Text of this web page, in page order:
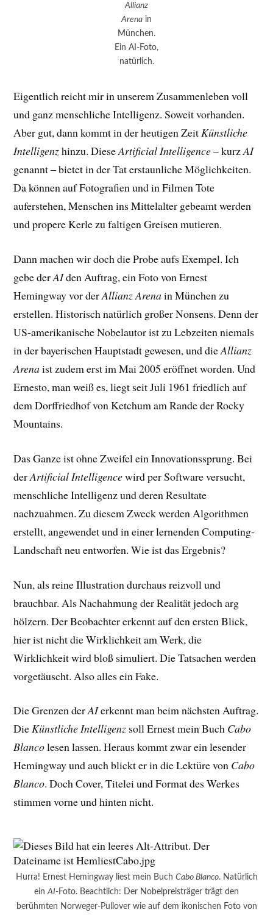
Allianz
Arena in
München.
Ein AI-Foto,
natürlich.
Eigentlich reicht mir in unserem Zusammenleben voll
und ganz menschliche Intelligenz. Soweit vorhanden.
Aber gut, dann kommt in der heutigen ZeitKünstliche
Intelligenzhinzu. DieseArtificial Intelligence– kurzAI
genannt – bietet in der Tat erstaunliche Möglichkeiten.
Da können auf Fotografien und in Filmen Tote
auferstehen, Menschen ins Mittelalter gebeamt werden
und propere Kerle zu faltigen Greisen mutieren.
Dann machen wir doch die Probe aufs Exempel. Ich
gebe derAIden Auftrag, ein Foto von Ernest
Hemingway vor derAllianz Arenain München zu
erstellen. Historisch natürlich großer Nonsens. Denn der
US-amerikanische Nobelautor ist zu Lebzeiten niemals
in der bayerischen Hauptstadt gewesen, und dieAllianz
Arenaist zudem erst im Mai 2005 eröffnet worden. Und
Ernesto, man weiß es, liegt seit Juli 1961 friedlich auf
dem Dorffriedhof von Ketchum am Rande der Rocky
Mountains.
Das Ganze ist ohne Zweifel ein Innovationssprung. Bei
derArtificial Intelligencewird per Software versucht,
menschliche Intelligenz und deren Resultate
nachzuahmen. Zu diesem Zweck werden Algorithmen
erstellt, angewendet und in einer lernenden Computing-
Landschaft neu entworfen. Wie ist das Ergebnis?
Nun, als reine Illustration durchaus reizvoll und
brauchbar. Als Nachahmung der Realität jedoch arg
hölzern. Der Beobachter erkennt auf den ersten Blick,
hier ist nicht die Wirklichkeit am Werk, die
Wirklichkeit wird bloß simuliert. Die Tatsachen werden
vorgetäuscht. Also alles ein Fake.
Die Grenzen derAIerkennt man beim nächsten Auftrag.
DieKünstliche Intelligenz soll Ernest mein Buch Cabo
Blancolesen lassen. Heraus kommt zwar ein lesender
Hemingway und auch blickt er in die Lektüre von Cabo
Blanco. Doch Cover, Titelei und Format des Werkes
stimmen vorne und hinten nicht.
Hurra! Ernest Hemingway liest mein Buch Cabo Blanco. Natürlich
ein AI-Foto. Beachtlich: Der Nobelpreisträger trägt den
berühmten Norweger-Pullover wie auf dem ikonischen Foto von